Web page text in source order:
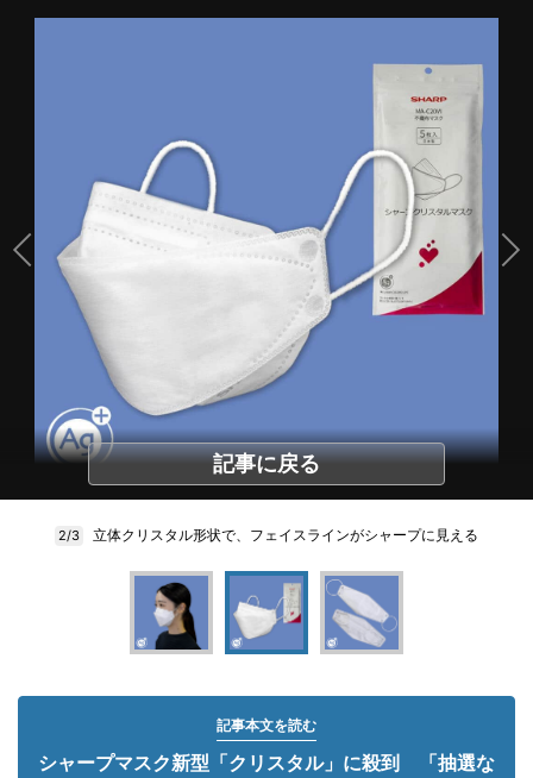
記事に戻る
2/3 立体クリスタル形状で、フェイスラインがシャープに見える
記事本文を読む
シャープマスク新型「クリスタル」に殺到 「抽選な